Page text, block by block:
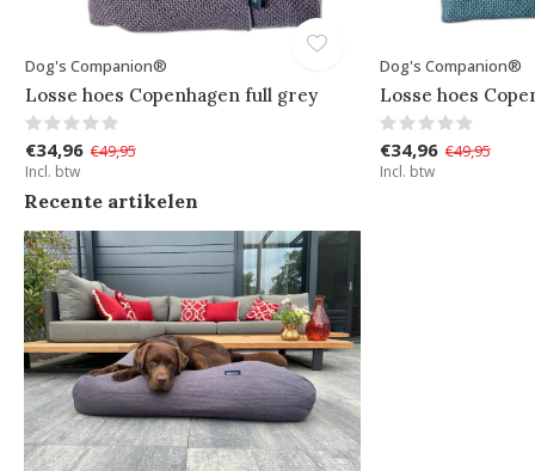
Dog's Companion®
Losse hoes Copenhagen full grey
€34,96 €49,95
Incl. btw
Dog's Companion®
Losse hoes
€34,96 €49,95
Incl. btw
Recente artikelen